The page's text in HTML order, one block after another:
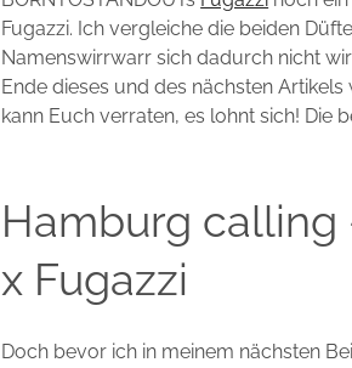
Fugazzi. Ich vergleiche die beiden
Namenswirrwarr sich dadurch nicht
Ende dieses und des nächsten
kann Euch verraten, es lohnt sich! Die
Hamburg calling
x Fugazzi
Doch bevor ich in meinem nächsten